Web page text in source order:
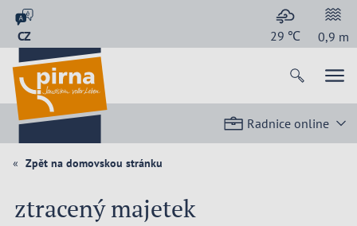
CZ 29 ℃ 0,9 m
Radnice online
Zpět na domovskou stránku
ztracený majetek